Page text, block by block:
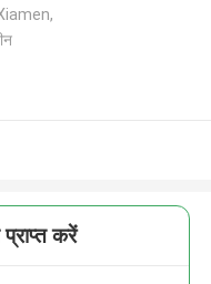
करें